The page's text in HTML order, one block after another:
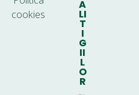
cookies
A
LI
T
I
G
II
L
O
R